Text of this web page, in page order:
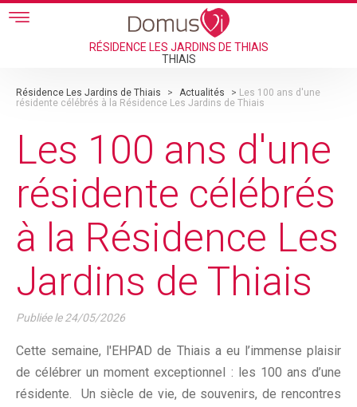
Skip to main content
RÉSIDENCE LES JARDINS DE THIAIS
THIAIS
Résidence Les Jardins de Thiais > Actualités > Les 100 ans d'une
résidente célébrés à la Résidence Les Jardins de Thiais
Les 100 ans d'une
résidente célébrés
à la Résidence Les
Jardins de Thiais
Publiée le24/05/2026
Cette semaine, l'EHPAD de Thiais a eu l’immense plaisir
de célébrer un moment exceptionnel : les 100 ans d’une
résidente. Un siècle de vie, de souvenirs, de rencontres